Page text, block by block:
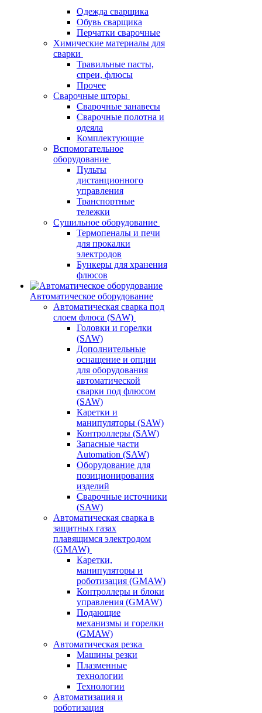
Одежда сварщика
Обувь сварщика
Перчатки сварочные
Химические материалы для
сварки
Травильные пасты,
спреи, флюсы
Прочее
Сварочные шторы
Сварочные занавесы
Сварочные полотна и
одеяла
Комплектующие
Вспомогательное
оборудование
Пульты
дистанционного
управления
Транспортные
тележки
Сушильное оборудование
Термопеналы и печи
для прокалки
электродов
Бункеры для хранения
флюсов
Автоматическое оборудование
Автоматическая сварка под
слоем флюса (SAW)
Головки и горелки
(SAW)
Дополнительные
оснащение и опции
для оборудования
автоматической
сварки под флюсом
(SAW)
Каретки и
манипуляторы (SAW)
Контроллеры (SAW)
Запасные части
Automation (SAW)
Оборудование для
позиционирования
изделий
Сварочные источники
(SAW)
Автоматическая сварка в
защитных газах
плавящимся электродом
(GMAW)
Каретки,
манипуляторы и
роботизация (GMAW)
Контроллеры и блоки
управления (GMAW)
Подающие
механизмы и горелки
(GMAW)
Автоматическая резка
Машины резки
Плазменные
технологии
Технологии
Автоматизация и
роботизация